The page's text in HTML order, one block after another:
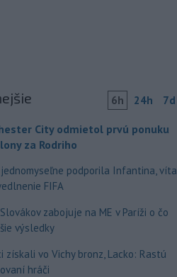
6h 24h 7d
City odmietol prvú ponuku
za Rodriho
podporila Infantina, víta
FIFA
zabojuje na ME v Paríži o čo
výsledky
získali vo Vichy bronz, Lacko: Rastú
hráči